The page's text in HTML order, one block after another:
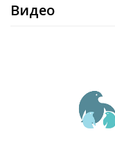
Видео